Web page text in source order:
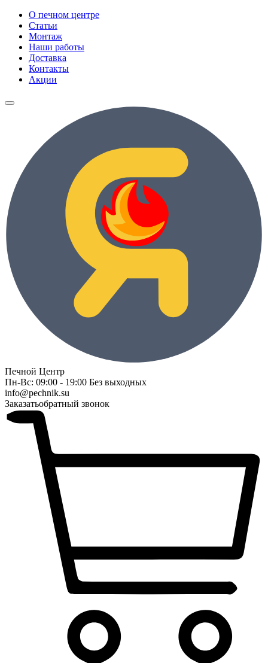
О печном центре
Статьи
Монтаж
Наши работы
Доставка
Контакты
Акции
Печной Центр
Пн-Вс: 09:00 - 19:00 Без выходных
info@pechnik.su
Заказатьобратный звонок